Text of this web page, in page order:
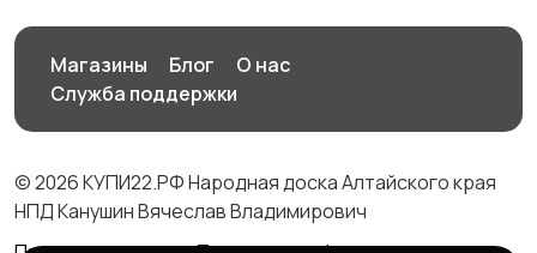
Магазины Блог
О нас
Служба поддержки
© 2026 КУПИ22.РФ Народная доска Алтайского края
НПД Канушин Вячеслав Владимирович